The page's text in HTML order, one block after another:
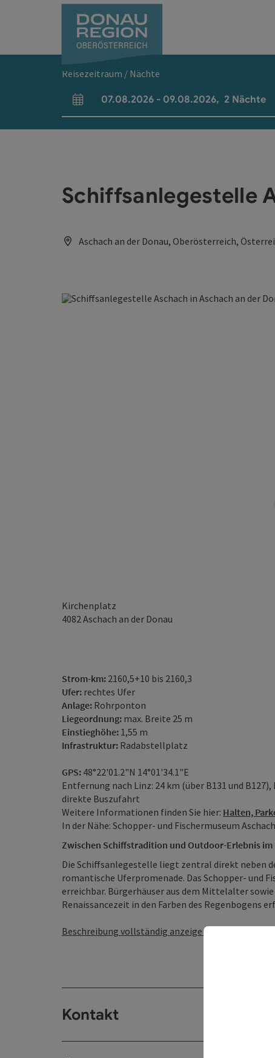
Reisezeitraum / Nächte
An- und Abreisefelder
07.08.2026 - 09.08.2026, 2 Nächte
Schiffsanlegestelle
Aschach an der Donau, Oberösterreich,
Kirchenplatz
4082Aschach an der Donau
Strom-km: 2160,5+10 bis 2160,3
Ufer: rechtes Ufer
Anlage: Rohrponton
Liegeordnung: max. Breite 25 m
Einstieghöhe: 1,55 m
Infrastruktur: Radabstellplatz
GPS: 48°22'01.2"N 14°01'34.1"E
Entfernung nach Linz: 24 km (über B131 und
direkte Buszufahrt
Weitere Informationen finden Sie hier: Halten,
In der Nähe: Schopper- und Fischermuseum Aschach
Zwischen Schiffstradition und Outdoor-Erlebnis
Die Schiffsanlegestelle liegt zentral direkt neben
romantische Uferpromenade. Das Schopper- und
erreichbar. Bürgerhäuser aus dem Mittelalter
Renaissancezeit in den Farben des Regenbogens
Beschreibung vollständig anzeigen
Kontakt